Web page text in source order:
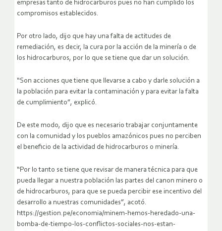
empresas tanto de hidrocarburos pues no han cumplido los
compromisos establecidos.
Por otro lado, dijo que hay una falta de actitudes de
remediación, es decir, la cura por la acción de la minería o de
los hidrocarburos, por lo que se tiene que dar un solución.
“Son acciones que tiene que llevarse a cabo y darle solución a
la población para evitar la contaminación y para evitar la falta
de cumplimiento”, explicó.
De este modo, dijo que es necesario trabajar conjuntamente
con la comunidad y los pueblos amazónicos pues no perciben
el beneficio de la actividad de hidrocarburos o minería.
“Por lo tanto se tiene que revisar de manera técnica para que
pueda llegar a nuestra población las partes del canon minero o
de hidrocarburos, para que se pueda percibir ese incentivo del
desarrollo a nuestras comunidades”, acotó.
https://gestion.pe/economia/minem-hemos-heredado-una-
bomba-de-tiempo-los-conflictos-sociales-nos-estan-